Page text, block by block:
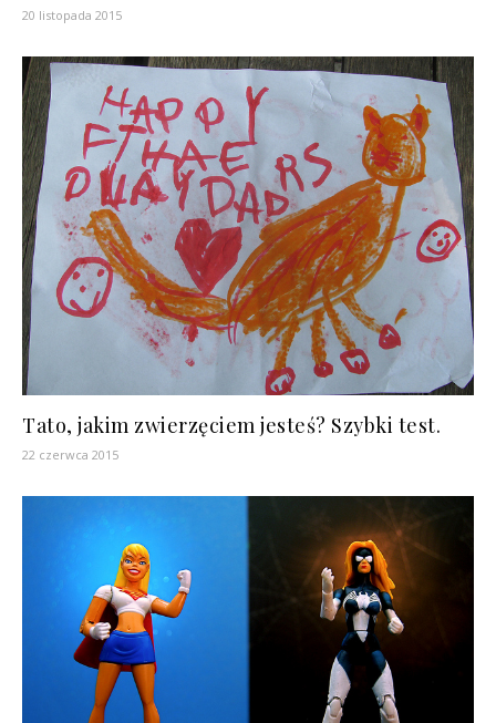
20 listopada 2015
Tato, jakim zwierzęciem jesteś? Szybki test.
22 czerwca 2015